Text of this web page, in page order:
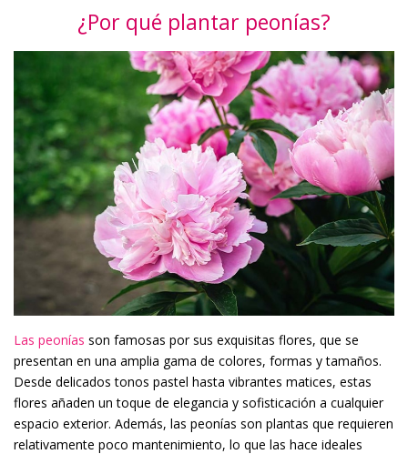
¿Por qué plantar peonías?
Las peonías son famosas por sus exquisitas flores, que se
presentan en una amplia gama de colores, formas y tamaños.
Desde delicados tonos pastel hasta vibrantes matices, estas
flores añaden un toque de elegancia y sofisticación a cualquier
espacio exterior. Además, las peonías son plantas que requieren
relativamente poco mantenimiento, lo que las hace ideales